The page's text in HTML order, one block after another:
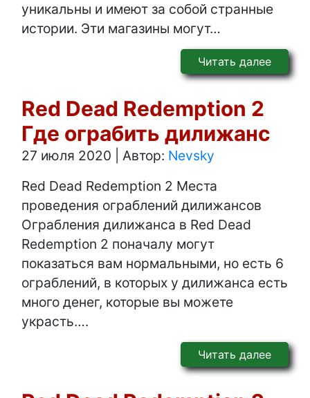
уникальны и имеют за собой странные
истории. Эти магазины могут…
Читать далее
Red Dead Redemption 2
Где ограбить дилижанс
27 июля 2020 Автор: Nevsky
Red Dead Redemption 2 Места
проведения ограблений дилижансов
Ограбления дилижанса в Red Dead
Redemption 2 поначалу могут
показаться вам нормальными, но есть 6
ограблений, в которых у дилижанса есть
много денег, которые вы можете
украсть….
Читать далее